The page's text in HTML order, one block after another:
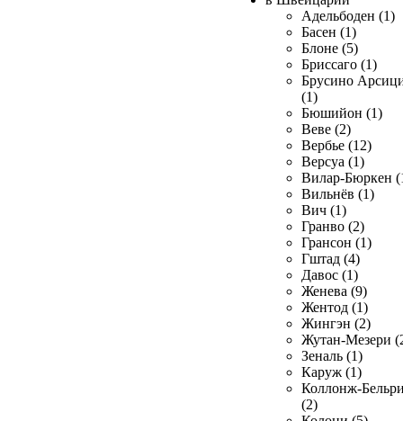
Адельбоден (1)
Басен (1)
Блоне (5)
Бриссаго (1)
Брусино
(1)
Бюшийон (1)
Веве (2)
Вербье (12)
Версуа (1)
Вилар-Бюркен
Вильнёв (1)
Вич (1)
Гранво (2)
Грансон (1)
Гштад (4)
Давос (1)
Женева (9)
Жентод (1)
Жингэн (2)
Жутан-Мезери
Зеналь (1)
Каруж (1)
Коллонж-
(2)